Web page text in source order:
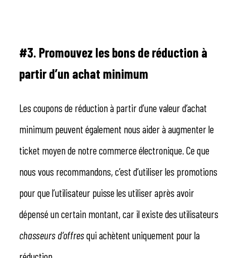
#3. Promouvez les bons de réduction à
partir d’un achat minimum
Les coupons de réduction à partir d’une valeur d’achat
minimum peuvent également nous aider à augmenter le
ticket moyen de notre commerce électronique. Ce que
nous vous recommandons, c’est d’utiliser les promotions
pour que l’utilisateur puisse les utiliser après avoir
dépensé un certain montant, car il existe des utilisateurs
chasseurs d’offresqui achètent uniquement pour la